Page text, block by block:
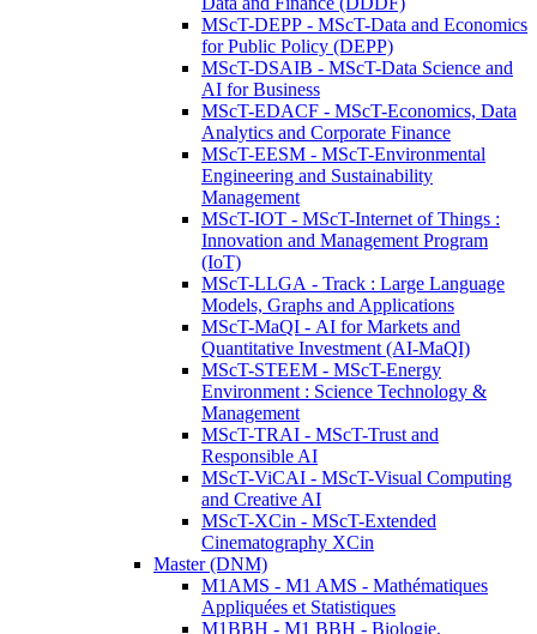
MScT-DEPP - MScT-Data and Economics
for Public Policy (DEPP)
MScT-DSAIB - MScT-Data Science and
AI for Business
MScT-EDACF - MScT-Economics, Data
Analytics and Corporate Finance
MScT-EESM - MScT-Environmental
Engineering and Sustainability
Management
MScT-IOT - MScT-Internet of Things :
Innovation and Management Program
(IoT)
MScT-LLGA - Track : Large Language
Models, Graphs and Applications
MScT-MaQI - AI for Markets and
Quantitative Investment (AI-MaQI)
MScT-STEEM - MScT-Energy
Environment : Science Technology &
Management
MScT-TRAI - MScT-Trust and
Responsible AI
MScT-ViCAI - MScT-Visual Computing
and Creative AI
MScT-XCin - MScT-Extended
Cinematography XCin
Master (DNM)
M1AMS - M1 AMS - Mathématiques
Appliquées et Statistiques
M1BBH - M1 BBH - Biologie,